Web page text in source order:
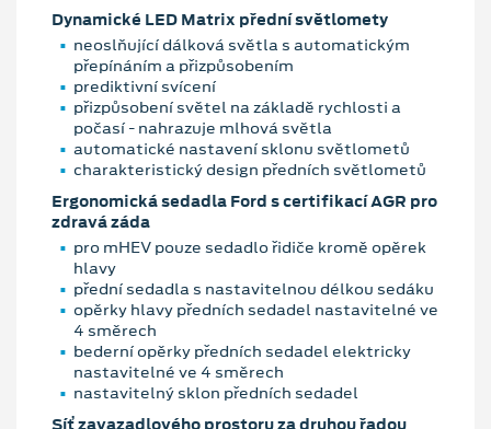
Dynamické LED Matrix přední světlomety
neoslňující dálková světla s automatickým
přepínáním a přizpůsobením
prediktivní svícení
přizpůsobení světel na základě rychlosti a
počasí - nahrazuje mlhová světla
automatické nastavení sklonu světlometů
charakteristický design předních světlometů
Ergonomická sedadla Ford s certifikací AGR pro
zdravá záda
pro mHEV pouze sedadlo řidiče kromě opěrek
hlavy
přední sedadla s nastavitelnou délkou sedáku
opěrky hlavy předních sedadel nastavitelné ve
4 směrech
bederní opěrky předních sedadel elektricky
nastavitelné ve 4 směrech
nastavitelný sklon předních sedadel
Síť zavazadlového prostoru za druhou řadou